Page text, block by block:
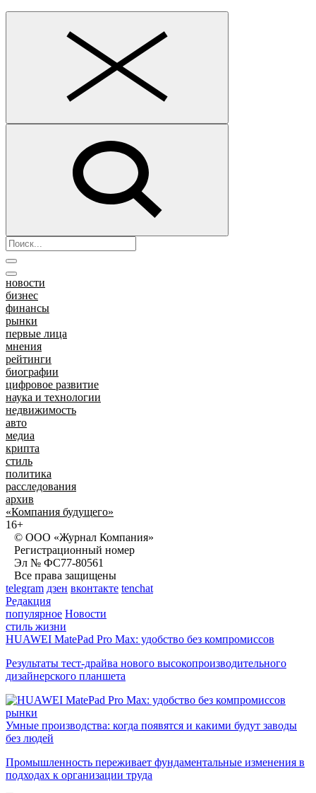
новости
бизнес
финансы
рынки
первые лица
мнения
рейтинги
биографии
цифровое развитие
наука и технологии
недвижимость
авто
медиа
крипта
стиль
политика
расследования
архив
«Компания будущего»
16+
© ООО «Журнал Компания»
Регистрационный номер
Эл № ФС77-80561
Все права защищены
telegram дзен вконтакте tenchat
Редакция
популярное Новости
стиль жизни
HUAWEI MatePad Pro Max: удобство без компромиссов
Результаты тест-драйва нового высокопроизводительного
дизайнерского планшета
рынки
Умные производства: когда появятся и какими будут заводы
без людей
Промышленность переживает фундаментальные изменения в
подходах к организации труда